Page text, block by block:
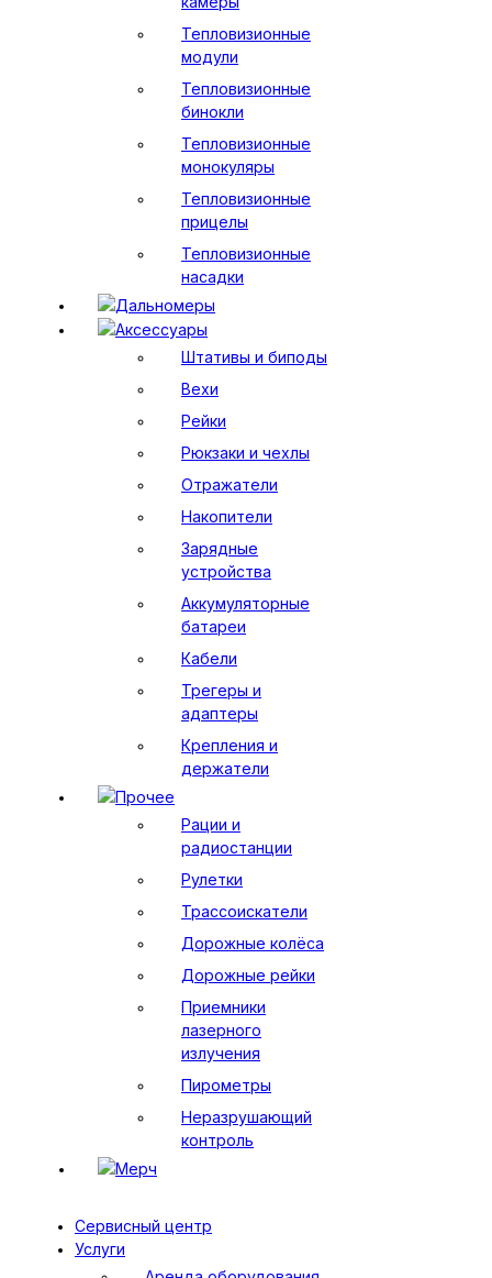
Тепловизионные
модули
Тепловизионные
бинокли
Тепловизионные
монокуляры
Тепловизионные
прицелы
Тепловизионные
насадки
Дальномеры
Аксессуары
Штативы и биподы
Вехи
Рейки
Рюкзаки и чехлы
Отражатели
Накопители
Зарядные
устройства
Аккумуляторные
батареи
Кабели
Трегеры и
адаптеры
Крепления и
держатели
Прочее
Рации и
радиостанции
Рулетки
Трассоискатели
Дорожные колёса
Дорожные рейки
Приемники
лазерного
излучения
Пирометры
Неразрушающий
контроль
Мерч
Сервисный центр
Услуги